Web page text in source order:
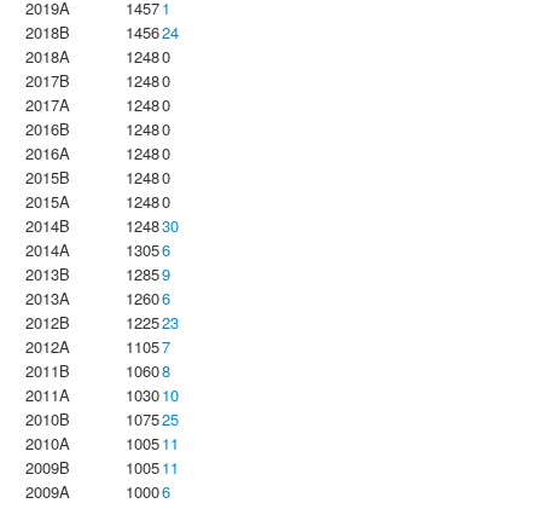
2019A
14571
2018B
145624
2018A
12480
2017B
12480
2017A
12480
2016B
12480
2016A
12480
2015B
12480
2015A
12480
2014B
124830
2014A
13056
2013B
12859
2013A
12606
2012B
122523
2012A
11057
2011B
10608
2011A
103010
2010B
107525
2010A
100511
2009B
100511
2009A
10006